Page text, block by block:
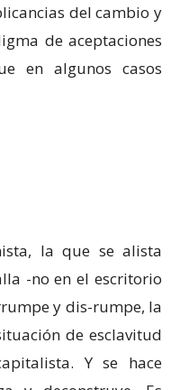
del cambio y
de aceptaciones
en algunos casos
la que se alista
-no en el escritorio
y dis-rumpe, la
de esclavitud
Y se hace